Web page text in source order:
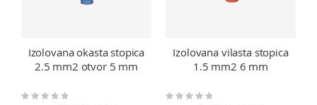
Izolovana okasta stopica
2.5 mm2 otvor 5 mm
Rating:
Izolovana vilasta stopica
1.5 mm2 6 mm
Rating: